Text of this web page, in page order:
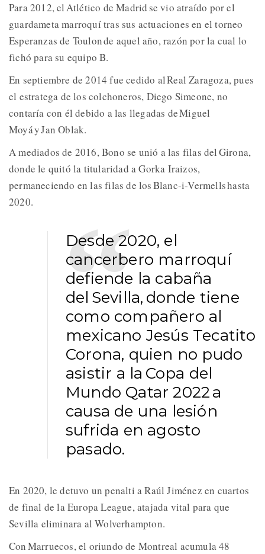
Para 2012, el Atlético de Madrid se vio atraído por el
guardameta marroquí tras sus actuaciones en el torneo
Esperanzas de Toulon de aquel año, razón por la cual lo
fichó para su equipo B.
En septiembre de 2014 fue cedido al Real Zaragoza, pues
el estratega de los colchoneros, Diego Simeone, no
contaría con él debido a las llegadas de Miguel
Moyá y Jan Oblak.
A mediados de 2016, Bono se unió a las filas del Girona,
donde le quitó la titularidad a Gorka Iraizos,
permaneciendo en las filas de los Blanc-i-Vermells hasta
2020.
Desde 2020, el
cancerbero marroquí
defiende la cabaña
del Sevilla, donde tiene
como compañero al
mexicano Jesús Tecatito
Corona, quien no pudo
asistir a la Copa del
Mundo Qatar 2022 a
causa de una lesión
sufrida en agosto
pasado.
En 2020, le detuvo un penalti a Raúl Jiménez en cuartos
de final de la Europa League, atajada vital para que
Sevilla eliminara al Wolverhampton.
Con Marruecos, el oriundo de Montreal acumula 48